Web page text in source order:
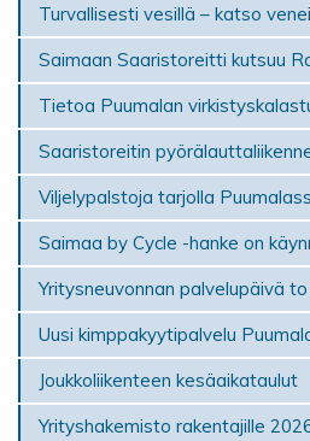
Turvallisesti vesillä – katso
Saimaan Saaristoreitti kutsuu
Tietoa Puumalan
Saaristoreitin
Viljelypalstoja tarjolla
Saimaa by Cycle -hanke on
Yritysneuvonnan palvelupäivä to
Uusi kimppakyytipalvelu
Joukkoliikenteen kesäaikataulut
Yrityshakemisto rakentajille